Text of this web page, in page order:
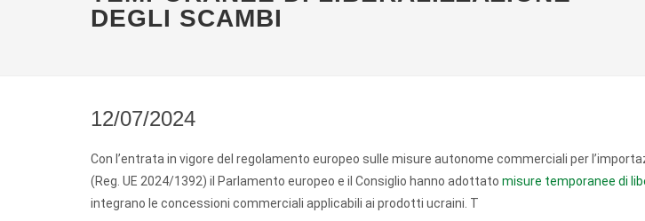
DEGLI SCAMBI
12/07/2024
Con l’entrata in vigore del regolamento europeo sulle misure autonome commerciali per
(Reg. UE 2024/1392) il Parlamento europeo e il Consiglio hanno adottato misure temporanee di
integrano le concessioni commerciali applicabili ai prodotti ucraini. T